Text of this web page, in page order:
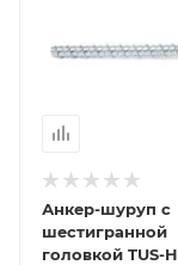
Анкер-шуруп с
шестигранной
головкой TUS-H